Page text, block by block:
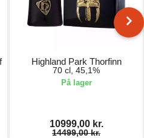
Highland Park Thorfinn
70 cl, 45,1%
På lager
10999,00 kr.
14499,00 kr.